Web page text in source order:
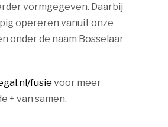
vormgegeven. Daarbij
opereren vanuit onze
onder de naam Bosselaar
fusie voor meer
+ van samen.